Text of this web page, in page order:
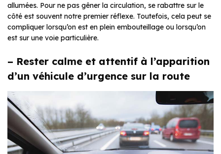
allumées. Pour ne pas gêner la circulation, se rabattre sur le
côté est souvent notre premier réflexe. Toutefois, cela peut se
compliquer lorsqu’on est en plein embouteillage ou lorsqu’on
est sur une voie particulière.
– Rester calme et attentif à l’apparition
d’un véhicule d’urgence sur la route